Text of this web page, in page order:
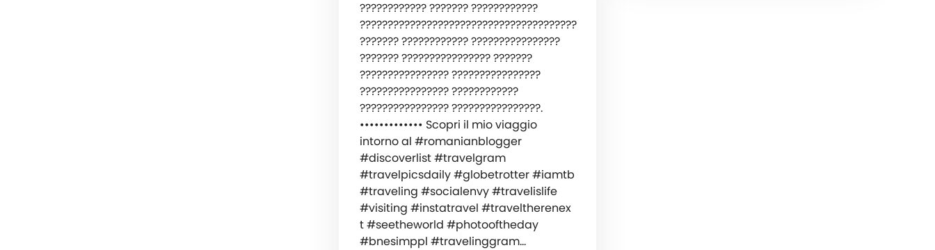
???????????? ??????? ????????????
???????????????????????????????????????
??????? ???????????? ????????????????
??????? ???????????????? ???????
???????????????? ????????????????
???????????????? ????????????
???????????????? ????????????????.
••••••••••••• ‍️Scopri il mio viaggio
intorno al #romanianblogger
#discoverlist #travelgram
#travelpicsdaily #globetrotter #iamtb
#traveling #socialenvy #travelislife
#visiting #instatravel #traveltherenex
t #seetheworld #photooftheday
#bnesimppl #travelinggram…